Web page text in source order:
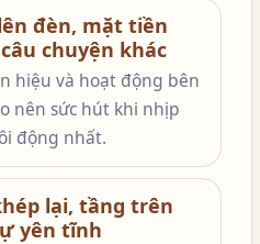
đèn, mặt tiền
chuyện khác
hiệu và hoạt động bên
nên sức hút khi nhịp
động nhất.
lại, tầng trên
yên tĩnh